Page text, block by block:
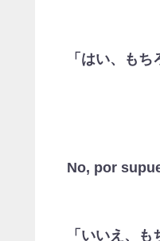
「はい、もち
No, por
「いいえ、も